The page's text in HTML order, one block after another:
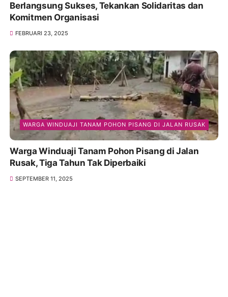
Berlangsung Sukses, Tekankan Solidaritas dan
Komitmen Organisasi
FEBRUARI 23, 2025
WARGA WINDUAJI TANAM POHON PISANG DI JALAN RUSAK
Warga Winduaji Tanam Pohon Pisang di Jalan
Rusak, Tiga Tahun Tak Diperbaiki
SEPTEMBER 11, 2025